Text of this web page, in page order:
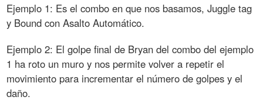
Ejemplo 1: Es el combo en que nos basamos, Juggle tag
y Bound con Asalto Automático.
Ejemplo 2: El golpe final de Bryan del combo del ejemplo
1 ha roto un muro y nos permite volver a repetir el
movimiento para incrementar el número de golpes y el
daño.